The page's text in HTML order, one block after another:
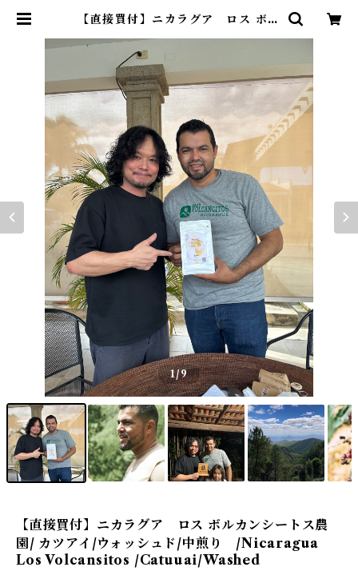
【直接買付】ニカラグア ロス ボル
シュド/中煎り /Nicaragua Los
Volcansitos /Catuuai/Washe
d | Progress LIFE STYLE CO
FFEE｜広島の自家焙煎コーヒー通
販
1/9
【直接買付】ニカラグア ロス ボルカンシートス農
園/ カツアイ/ウォッシュド/中煎り /Nicaragua
Los Volcansitos /Catuuai/Washed